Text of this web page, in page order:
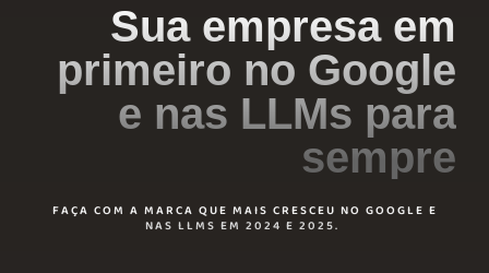
Sua empresa em
primeiro no Google
e nas LLMs para
sempre
FAÇA COM A MARCA QUE MAIS CRESCEU NO GOOGLE E
NAS LLMS EM 2024 E 2025.